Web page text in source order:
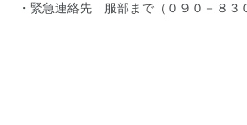
・緊急連絡先 服部まで（０９０－８３